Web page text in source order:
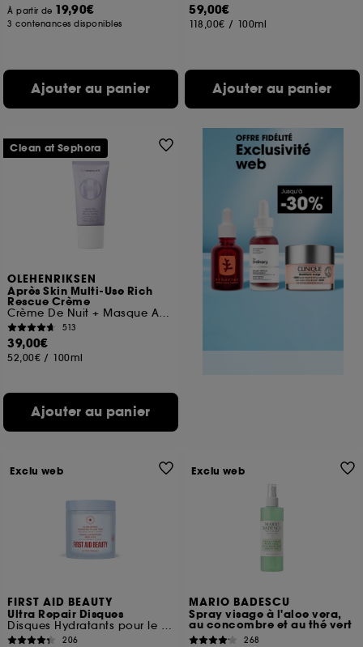
À partir de 19,90€
3 contenances disponibles
Ajouter au panier
59,00€
118,00€ / 100ml
Ajouter au panier
OLEHENRIKSEN
Après Skin Multi-Use Rich
Rescue Crème
Crème De Nuit + Masque Aux Céramides
513
39,00€
52,00€ / 100ml
Ajouter au panier
Clean at Sephora
FIRST AID BEAUTY
Ultra Repair Disques
Disques Hydratants pour le visage aux Céramides
206
Exclu web
MARIO BADESCU
Spray visage à l'aloe vera,
au concombre et au thé vert
268
Exclu web